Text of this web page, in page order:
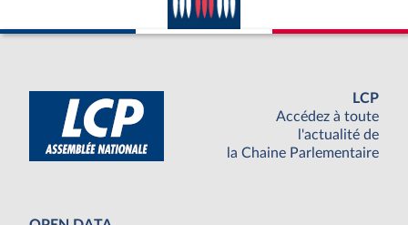
LCP
Accédez à toute
l'actualité de
la Chaine Parlementaire